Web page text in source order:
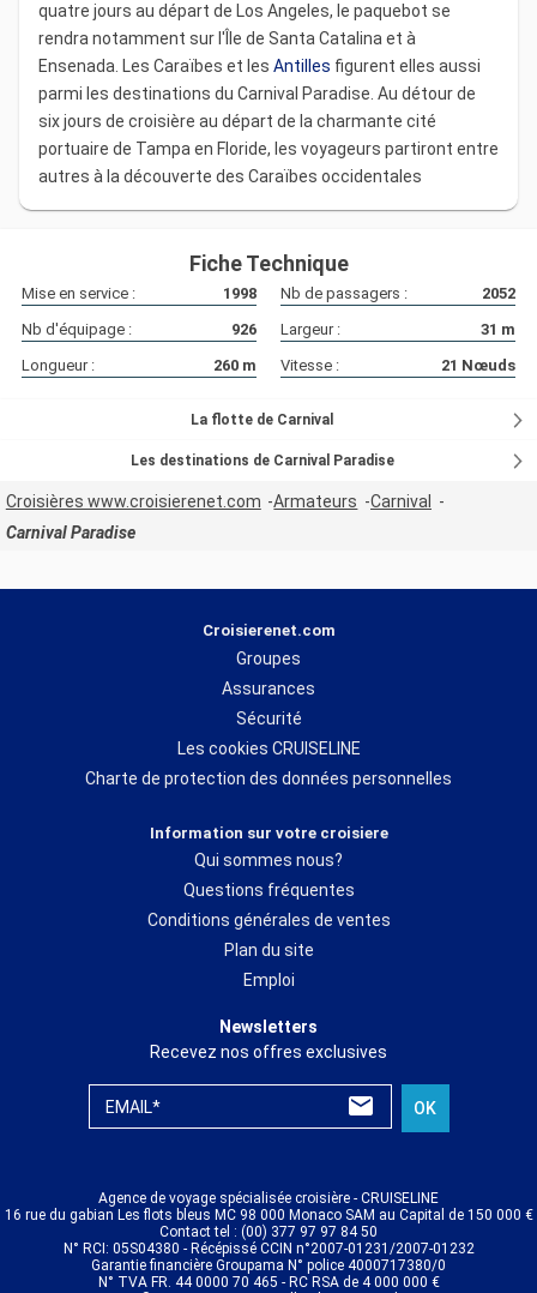
quatre jours au départ de Los Angeles, le paquebot se
rendra notamment sur l'Île de Santa Catalina et à
Ensenada. Les Caraïbes et les Antilles figurent elles aussi
parmi les destinations du Carnival Paradise. Au détour de
six jours de croisière au départ de la charmante cité
portuaire de Tampa en Floride, les voyageurs partiront entre
autres à la découverte des Caraïbes occidentales
Fiche Technique
Mise en service : 1998 Nb de passagers :
2052
Nb d'équipage :
926 Largeur : 31 m
Longueur :
260 m Vitesse : 21 Nœuds
La flotte de Carnival
Les destinations de Carnival Paradise
Croisières www.croisierenet.com Armateurs
Carnival
Carnival Paradise
Croisierenet.com
Groupes
Assurances
Sécurité
Les cookies CRUISELINE
Charte de protection des données personnelles
Information sur votre croisiere
Qui sommes nous?
Questions fréquentes
Conditions générales de ventes
Plan du site
Emploi
Newsletters
Recevez nos offres exclusives
EMAIL* OK
Agence de voyage spécialisée croisière - CRUISELINE
16 rue du gabian Les flots bleus MC 98 000 Monaco SAM au Capital de 150 000 €
Contact tel : (00) 377 97 97 84 50
N° RCI: 05S04380 - Récépissé CCIN n°2007-01231/2007-01232
Garantie financière Groupama N° police 4000717380/0
N° TVA FR. 44 0000 70 465 - RC RSA de 4 000 000 €